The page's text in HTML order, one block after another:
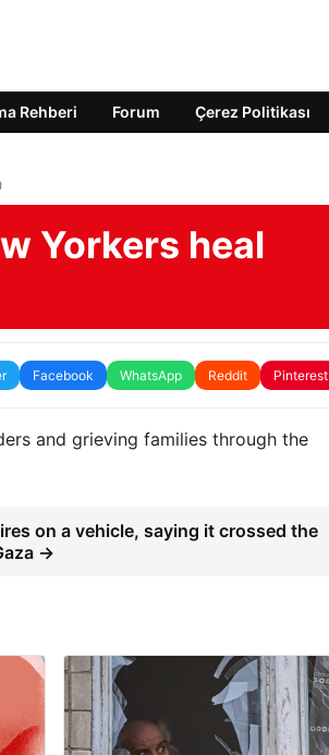
Rehberi Forum Çerez Politikası
Yorkers heal
Facebook WhatsApp Reddit Pinterest
and grieving families through the
on a vehicle, saying it crossed the
→